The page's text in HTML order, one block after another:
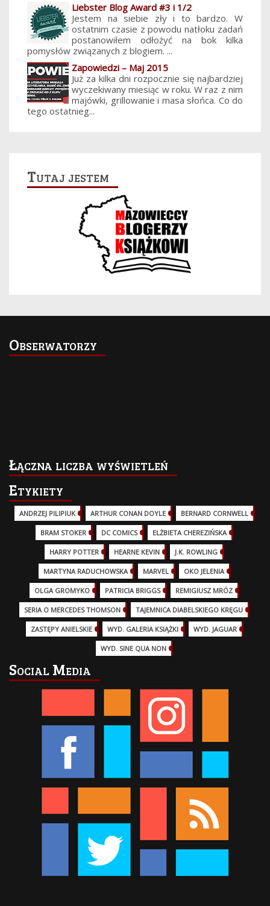
Liebster Blog Award #3 i 1/2
Jestem na siebie zły i to bardzo. W
ostatnim czasie z powodu natłoku zadań
postanowiłem odłożyć na bok kilka
pomysłów związanych z blogiem. ...
Zapowiedzi – Maj 2015
Już za kilka dni rozpocznie się najbardziej
wyczekiwany miesiąc w roku. W raz z nim
majówki, grillowanie i masa słońca. Co do
tego ostatnieg...
Tutaj jestem
Obserwatorzy
Łączna liczba wyświetleń
Etykiety
ANDRZEJ PILIPIUK (29)ARTHUR CONAN DOYLE BERNARD CORNWELL
BRAM STOKER DC COMICS (17)ELŻBIETA CHEREZIŃSKA
HARRY POTTER (13)HEARNE KEVIN J.K. ROWLING
MARTYNA RADUCHOWSKA MARVEL (32)OKO JELENIA
OLGA GROMYKO PATRICIA BRIGGS (12)REMIGIUSZ MRÓZ
SERIA O MERCEDES THOMSON (11)TAJEMNICA DIABELSKIEGO KRĘGU
ZASTĘPY ANIELSKIE WYD. GALERIA KSIĄŻKI WYD. JAGUAR
WYD. SINE QUA NON
Social Media